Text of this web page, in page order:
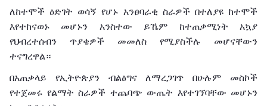
ለከተሞች ዕድገት ወሳኝ የሆኑ አንፀባራቂ ስራዎች በተለያዩ ከተሞች
እየተከናወኑ
መሆኑን አንስተው ይኼም ከተጠቃሚነት
አኳያ
የህብረተሰብን
ጥያቄዎች መመለስ የሚያስችሉ
መሆናቸውን
ተናግረዋል።
በአጠቃላይ የኢትዮጵያን ብልፅግና ለማረጋገጥ በሁሉም
መስኮች
የተጀመሩ የልማት ስራዎች ተጨባጭ ውጤት እየተገኘባቸው መሆኑን